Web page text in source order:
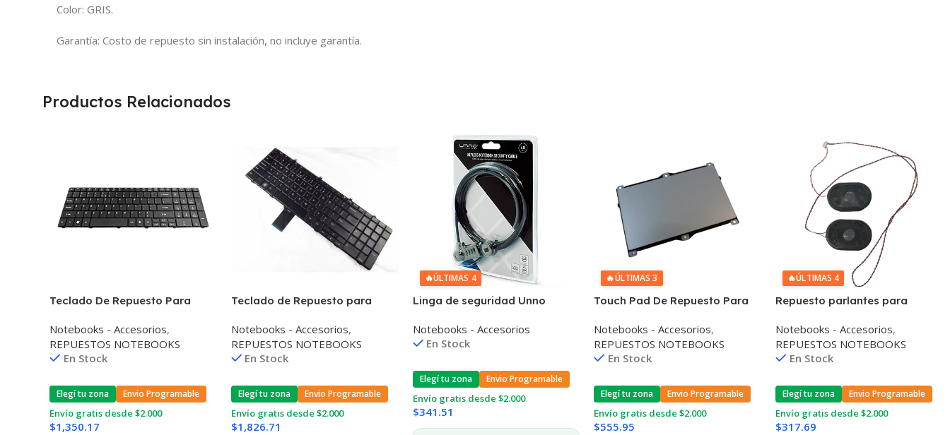
Color: GRIS.
Garantía: Costo de repuesto sin instalación, no incluye garantía.
Productos Relacionados
Teclado De Repuesto Para
Notebooks - Accesorios,
REPUESTOS NOTEBOOKS
En Stock
Elegí tu zona Envio Programable
Envío gratis desde $2.000
$1,350.17
Teclado de Repuesto para
Notebooks - Accesorios,
REPUESTOS NOTEBOOKS
En Stock
Elegí tu zona Envio Programable
Envío gratis desde $2.000
$1,826.71
🔥ÚLTIMAS 4
Linga de seguridad Unno
Notebooks - Accesorios
En Stock
Elegí tu zona Envio Programable
Envío gratis desde $2.000
$341.51
🔥ÚLTIMAS 3
Touch Pad De Repuesto Para
Notebooks - Accesorios,
REPUESTOS NOTEBOOKS
En Stock
Elegí tu zona Envio Programable
Envío gratis desde $2.000
$555.95
🔥ÚLTIMAS 4
Repuesto parlantes para
Notebooks - Accesorios,
REPUESTOS NOTEBOOKS
En Stock
Elegí tu zona Envio Programable
Envío gratis desde $2.000
$317.69